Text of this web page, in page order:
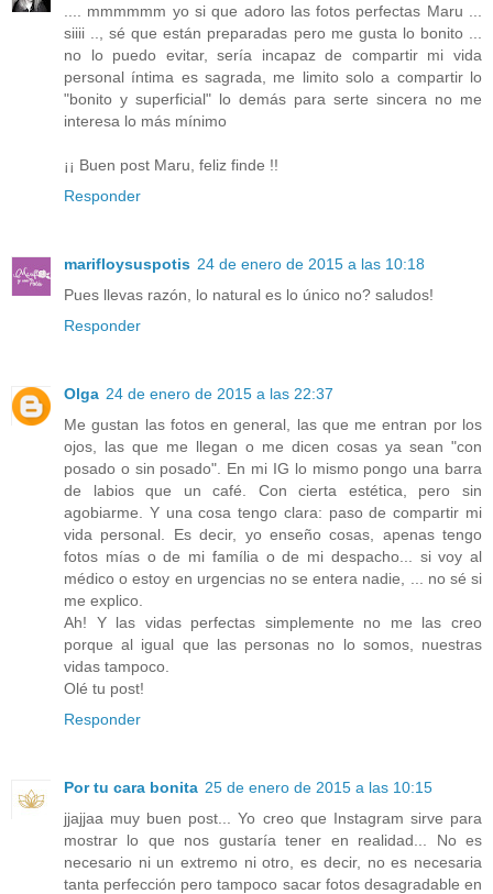
.... mmmmmm yo si que adoro las fotos perfectas Maru ...
siiii .., sé que están preparadas pero me gusta lo bonito ...
no lo puedo evitar, sería incapaz de compartir mi vida
personal íntima es sagrada, me limito solo a compartir lo
"bonito y superficial" lo demás para serte sincera no me
interesa lo más mínimo
¡¡ Buen post Maru, feliz finde !!
Responder
marifloysuspotis 24 de enero de 2015 a las 10:18
Pues llevas razón, lo natural es lo único no? saludos!
Responder
Olga 24 de enero de 2015 a las 22:37
Me gustan las fotos en general, las que me entran por los
ojos, las que me llegan o me dicen cosas ya sean "con
posado o sin posado". En mi IG lo mismo pongo una barra
de labios que un café. Con cierta estética, pero sin
agobiarme. Y una cosa tengo clara: paso de compartir mi
vida personal. Es decir, yo enseño cosas, apenas tengo
fotos mías o de mi família o de mi despacho... si voy al
médico o estoy en urgencias no se entera nadie, ... no sé si
me explico.
Ah! Y las vidas perfectas simplemente no me las creo
porque al igual que las personas no lo somos, nuestras
vidas tampoco.
Olé tu post!
Responder
Por tu cara bonita 25 de enero de 2015 a las 10:15
jjajjaa muy buen post... Yo creo que Instagram sirve para
mostrar lo que nos gustaría tener en realidad... No es
necesario ni un extremo ni otro, es decir, no es necesaria
tanta perfección pero tampoco sacar fotos desagradable en